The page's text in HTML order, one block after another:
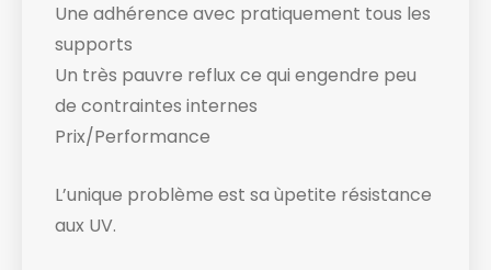
Une adhérence avec pratiquement tous les
supports
Un très pauvre reflux ce qui engendre peu
de contraintes internes
Prix/Performance
L’unique problème est sa ùpetite résistance
aux UV.